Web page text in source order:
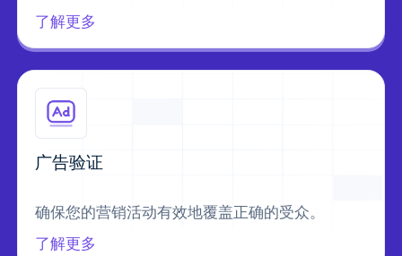
了解更多
广告验证
确保您的营销活动有效地覆盖正确的受众。
了解更多